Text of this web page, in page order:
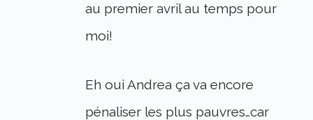
au premier avril au temps pour
moi!
Eh oui Andrea ça va encore
pénaliser les plus pauvres…car